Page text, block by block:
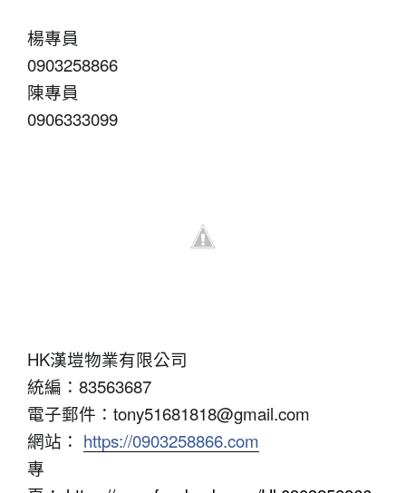
楊專員
0903258866
陳專員
0906333099
HK漢塏物業有限公司
統編：83563687
電子郵件：tony51681818@gmail.com
網站： https://0903258866.com
專